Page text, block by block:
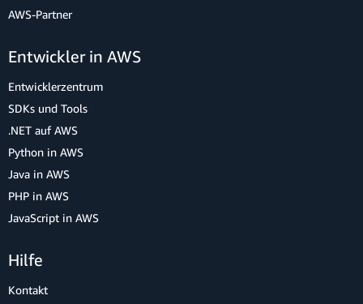
AWS-Partner
Entwickler in AWS
Entwicklerzentrum
SDKs und Tools
.NET auf AWS
Python in AWS
Java in AWS
PHP in AWS
JavaScript in AWS
Hilfe
Kontakt